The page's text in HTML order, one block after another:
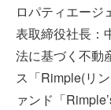
ロパティエージ
表取締役社長：
法に基づく不動
ス「Rimple(リ
ァンド「